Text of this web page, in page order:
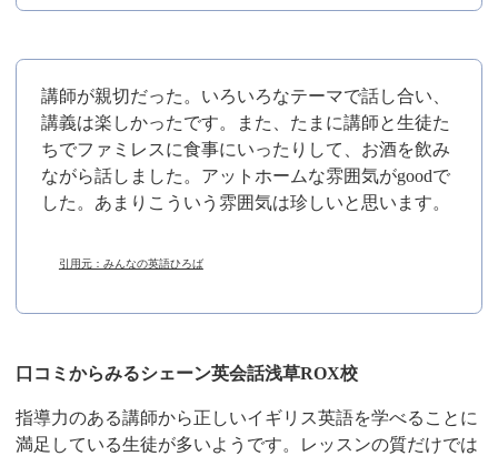
講師が親切だった。いろいろなテーマで話し合い、
講義は楽しかったです。また、たまに講師と生徒た
ちでファミレスに食事にいったりして、お酒を飲み
ながら話しました。アットホームな雰囲気がgoodで
した。あまりこういう雰囲気は珍しいと思います。
引用元：みんなの英語ひろば
口コミからみるシェーン英会話浅草ROX校
指導力のある講師から正しいイギリス英語を学べることに
満足している生徒が多いようです。レッスンの質だけでは